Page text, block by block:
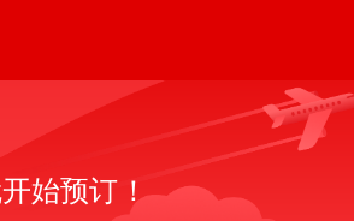
始预订！